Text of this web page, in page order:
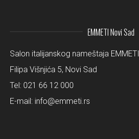
EMMETI Novi Sad
Salon italijanskog nameštaja EMMETI
Filipa Višnjića 5, Novi Sad
Tel: 021 66 12 000
E-mail: info@emmeti.rs